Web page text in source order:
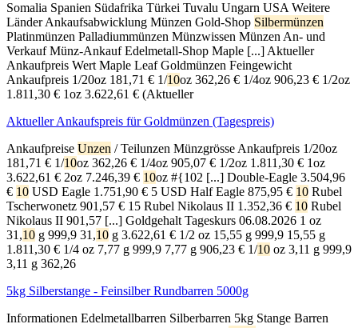
Somalia Spanien Südafrika Türkei Tuvalu Ungarn USA Weitere
Länder Ankaufsabwicklung Münzen Gold-Shop Silbermünzen
Platinmünzen Palladiummünzen Münzwissen Münzen An- und
Verkauf Münz-Ankauf Edelmetall-Shop Maple [...] Aktueller
Ankaufpreis Wert Maple Leaf Goldmünzen Feingewicht
Ankaufpreis 1/20oz 181,71 € 1/10oz 362,26 € 1/4oz 906,23 € 1/2oz
1.811,30 € 1oz 3.622,61 € (Aktueller
Aktueller Ankaufspreis für Goldmünzen (Tagespreis)
Ankaufpreise Unzen / Teilunzen Münzgrösse Ankaufpreis 1/20oz
181,71 € 1/10oz 362,26 € 1/4oz 905,07 € 1/2oz 1.811,30 € 1oz
3.622,61 € 2oz 7.246,39 € 10oz #{102 [...] Double-Eagle 3.504,96
€ 10 USD Eagle 1.751,90 € 5 USD Half Eagle 875,95 € 10 Rubel
Tscherwonetz 901,57 € 15 Rubel Nikolaus II 1.352,36 € 10 Rubel
Nikolaus II 901,57 [...] Goldgehalt Tageskurs 06.08.2026 1 oz
31,10 g 999,9 31,10 g 3.622,61 € 1/2 oz 15,55 g 999,9 15,55 g
1.811,30 € 1/4 oz 7,77 g 999,9 7,77 g 906,23 € 1/10 oz 3,11 g 999,9
3,11 g 362,26
5kg Silberstange - Feinsilber Rundbarren 5000g
Informationen Edelmetallbarren Silberbarren 5kg Stange Barren